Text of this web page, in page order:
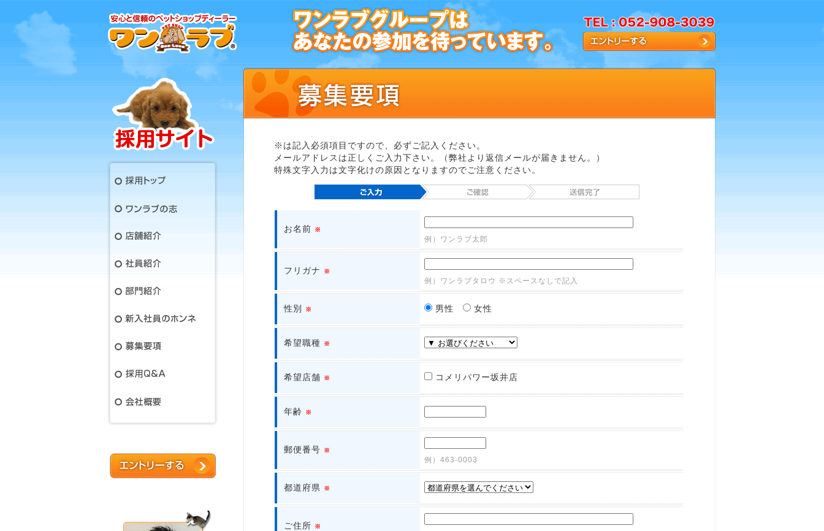
※は記入必須項目ですので、必ずご記入ください。
メールアドレスは正しくご入力下さい。（弊社より返信メールが届きません。）
特殊文字入力は文字化けの原因となりますのでご注意ください。
お名前 ※
例）ワンラブ太郎
フリガナ ※
例）ワンラブタロウ ※スペースなしで記入
性別 ※ 男性 女性
希望職種 ※
希望店舗 ※ コメリパワー坂井店
年齢 ※
郵便番号 ※
例）463-0003
都道府県 ※
ご住所 ※